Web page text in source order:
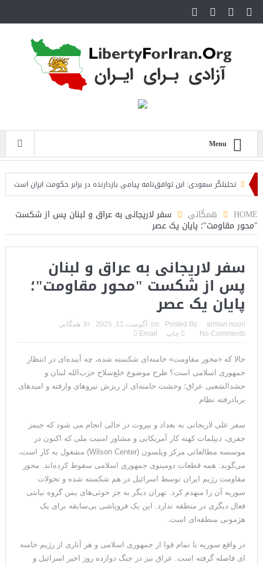
Menu
تحلیلگر سعودی: این توافق‌نامه پیامی بازدارنده در برابر حکومت ایران است
HOME همگانی سفر لاریجانی به عراق و لبنان پس از شکست
"محور مقاومت"؛ پایان یک عصر
سفر لاریجانی به عراق و لبنان
پس از شکست "محور مقاومت"؛
پایان یک عصر
Posted By: arman nouri
on: آگوست 11, 2025 In: همگانی
No Comments
چاپ Email
حالا که «محور مقاومت» خامنه‌ای شکسته شده، چه آینده‌ای در انتظار
جمهوری اسلامی است؟ طرح‌ موضوع خلع‌سلاح حزب‌الله لبنان و
حشدالشعبی عراق؛ وحشت خامنه‌ای از ریزش نیروهای وارفته و امیدهای
بربادرفته نظام
سفر علی لاریجانی به بغداد و بیروت در حالی انجام می شود که جیمز
جفری، دیپلمات کهنه کار آمریکایی و مشاور امنیت ملی که اکنون در
موسسه مطالعاتی مرکز ویلسون (Wilson Center) مشغول به کار است،
می‌گوید: همه قطعات دومینوی جمهوری اسلامی سقوط کرده‌اند. محور
مقاومت رژیم ایران توسط اسرائیل در هم شکسته شده و تحولات
سوریه آن را منهدم کرد. تهران دیگر به جز حوثی‌های یمن گروه نیابتی‌
فعال دیگری در منطقه ندارد. این یک فروپاشی بی‌سابقه برای یک
هژمونی منطقه‌ای است.
در واقع سوریه با تمام قوا از جمهوری اسلامی و هر آثاری از رژیم خامنه
ای فاصله گرفته است. عراق نیز در جنگ دوازده روز اخیر اسرائیل و